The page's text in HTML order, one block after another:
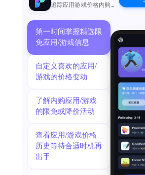
Clear is uniquely satisfying & productive
SIMPLE & FLEXIBLE
There’s a whole world of listing past the
grocery list. Anything cluttering your head
Daily Kanban (Today, Tomorrow, Next
drop between)
Routines List
Priority Lists
Bucket List
Treat Yourself
Work Project Checklist
追踪应用游戏价格内购波
第一时间掌握精选限
免应用/游戏信息
自定义喜欢的应用/
游戏的价格变动
了解内购应用/游戏
的限免或降价活动
查看应用/游戏价格
历史等待合适时机再
出手